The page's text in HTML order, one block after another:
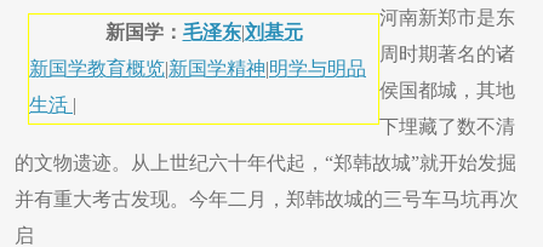
新国学： 毛泽东|刘基元
新国学教育概览|新国学精神|明学与明品
生活 |
河南新郑市是东
周时期著名的诸
侯国都城，其地
下埋藏了数不清
的文物遗迹。从上世纪六十年代起，“郑韩故城”就开始发掘
并有重大考古发现。今年二月，郑韩故城的三号车马坑再次
启